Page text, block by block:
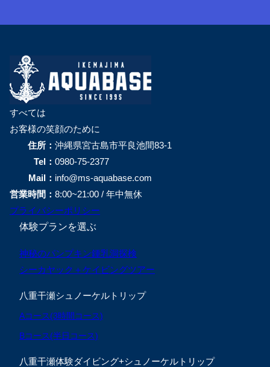
すべては
お客様の笑顔のために
住所： 沖縄県宮古島市平良池間83-1
Tel： 0980-75-2377
Mail： info@ms-aquabase.com
営業時間： 8:00~21:00 / 年中無休
プライバシーポリシー
体験プランを選ぶ
神秘のパンプキン鍾乳洞探検
シーカヤック＋ケイビングツアー
八重干瀬シュノーケルトリップ
Aコース(3時間コース)
Bコース(半日コース)
八重干瀬体験ダイビング+シュノーケルトリップ